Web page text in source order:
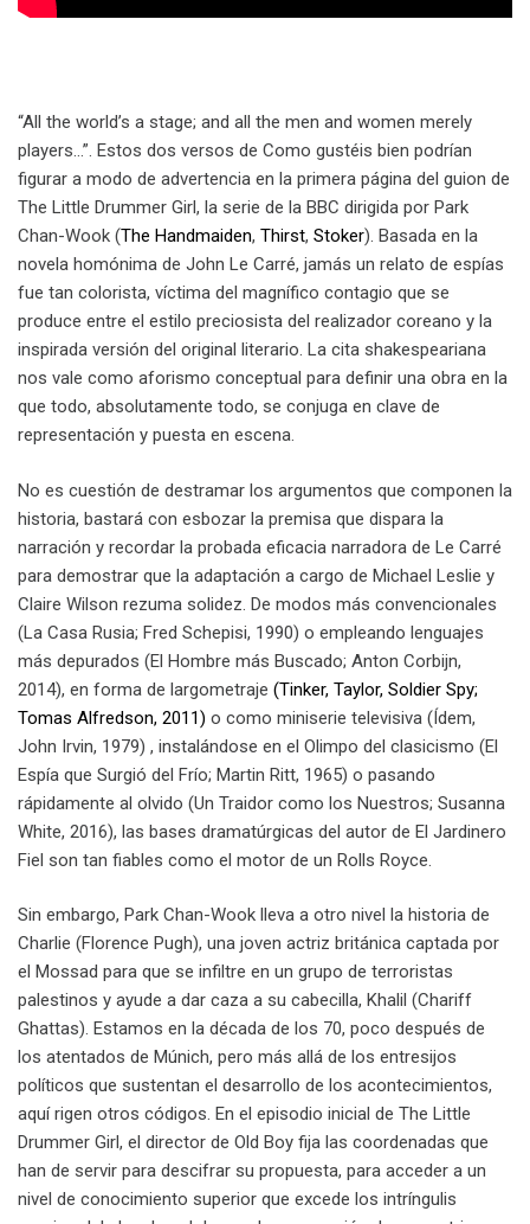
“All the world’s a stage; and all the men and women merely
players…”. Estos dos versos de Como gustéis bien podrían
figurar a modo de advertencia en la primera página del guion de
The Little Drummer Girl, la serie de la BBC dirigida por Park
Chan-Wook (The Handmaiden, Thirst, Stoker). Basada en la
novela homónima de John Le Carré, jamás un relato de espías
fue tan colorista, víctima del magnífico contagio que se
produce entre el estilo preciosista del realizador coreano y la
inspirada versión del original literario. La cita shakespeariana
nos vale como aforismo conceptual para definir una obra en la
que todo, absolutamente todo, se conjuga en clave de
representación y puesta en escena.
No es cuestión de destramar los argumentos que componen la
historia, bastará con esbozar la premisa que dispara la
narración y recordar la probada eficacia narradora de Le Carré
para demostrar que la adaptación a cargo de Michael Leslie y
Claire Wilson rezuma solidez. De modos más convencionales
(La Casa Rusia; Fred Schepisi, 1990) o empleando lenguajes
más depurados (El Hombre más Buscado; Anton Corbijn,
2014), en forma de largometraje (Tinker, Taylor, Soldier Spy;
Tomas Alfredson, 2011) o como miniserie televisiva (Ídem,
John Irvin, 1979) , instalándose en el Olimpo del clasicismo (El
Espía que Surgió del Frío; Martin Ritt, 1965) o pasando
rápidamente al olvido (Un Traidor como los Nuestros; Susanna
White, 2016), las bases dramatúrgicas del autor de El Jardinero
Fiel son tan fiables como el motor de un Rolls Royce.
Sin embargo, Park Chan-Wook lleva a otro nivel la historia de
Charlie (Florence Pugh), una joven actriz británica captada por
el Mossad para que se infiltre en un grupo de terroristas
palestinos y ayude a dar caza a su cabecilla, Khalil (Chariff
Ghattas). Estamos en la década de los 70, poco después de
los atentados de Múnich, pero más allá de los entresijos
políticos que sustentan el desarrollo de los acontecimientos,
aquí rigen otros códigos. En el episodio inicial de The Little
Drummer Girl, el director de Old Boy fija las coordenadas que
han de servir para descifrar su propuesta, para acceder a un
nivel de conocimiento superior que excede los intríngulis